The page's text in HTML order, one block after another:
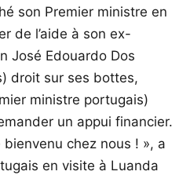
son Premier ministre en
de l’aide à son ex-
José Edouardo Dos
droit sur ses bottes,
ministre portugais)
un appui financier.
chez nous ! », a
en visite à Luanda